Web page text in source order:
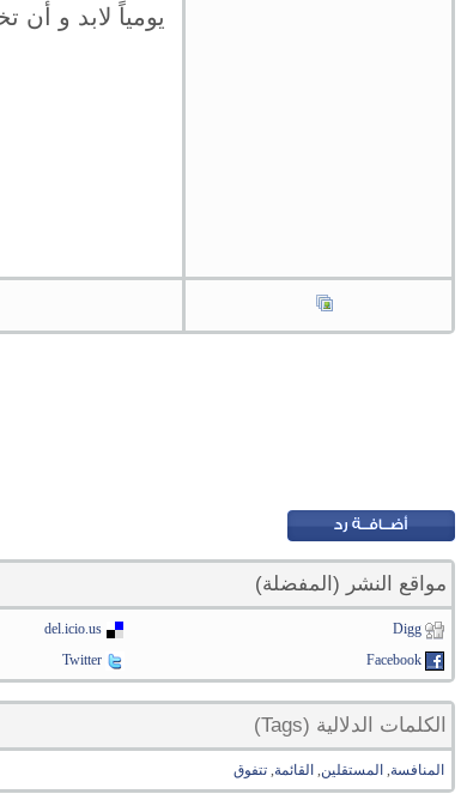
يومياً لابد و
مواقع النشر (المفضلة)
Digg
del.icio.us
Facebook
Twitter
الكلمات الدلالية (Tags)
المنافسة, المستقلين, القائمة,تتفوق